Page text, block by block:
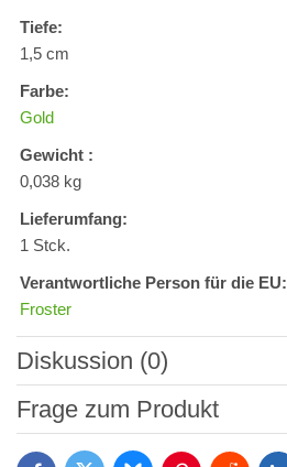
Tiefe:
1,5 cm
Farbe:
Gold
Gewicht :
0,038 kg
Lieferumfang:
1 Stck.
Verantwortliche Person für die EU:
Froster
Diskussion (0)
Neuer Kommentar
Titel:
Frage zum Produkt